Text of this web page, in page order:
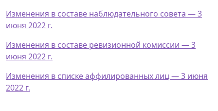
Изменения в составе наблюдательного совета — 3
июня 2022 г.
Изменения в составе ревизионной комиссии — 3
июня 2022 г.
Изменения в списке аффилированных лиц — 3 июня
2022 г.